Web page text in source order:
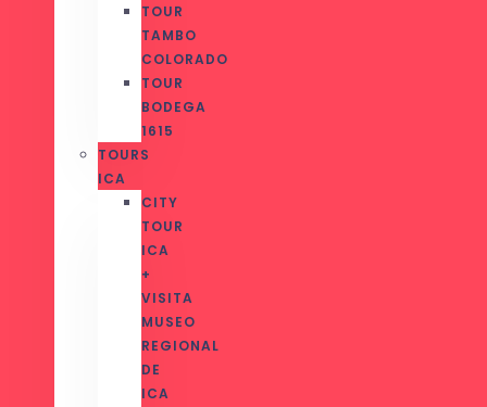
TOUR
TAMBO
COLORADO
TOUR
BODEGA
1615
TOURS
ICA
CITY
TOUR
ICA
+
VISITA
MUSEO
REGIONAL
DE
ICA